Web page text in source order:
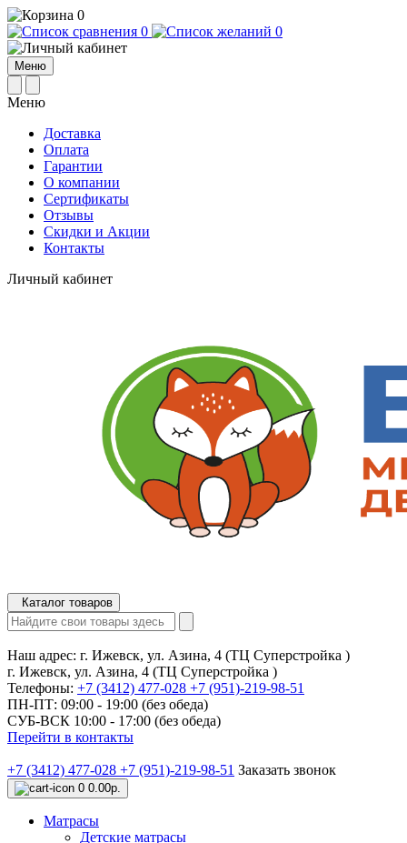
0
0
0
Меню
Меню
Доставка
Оплата
Гарантии
О компании
Сертификаты
Отзывы
Cкидки и Акции
Контакты
Личный кабинет
Каталог товаров
Наш адрес: г. Ижевск, ул. Азина, 4 (ТЦ Суперстройка )
г. Ижевск, ул. Азина, 4 (ТЦ Суперстройка )
Телефоны: +7 (3412) 477-028 +7 (951)-219-98-51
ПН-ПТ: 09:00 - 19:00 (без обеда)
СУБ-ВСК 10:00 - 17:00 (без обеда)
Перейти в контакты
+7 (3412) 477-028 +7 (951)-219-98-51 Заказать звонок
0 0.00р.
Матрасы
Детские матрасы